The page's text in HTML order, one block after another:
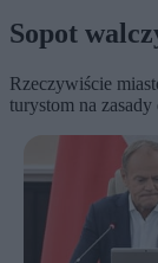
Sopot
Rzeczywiście
turystom na